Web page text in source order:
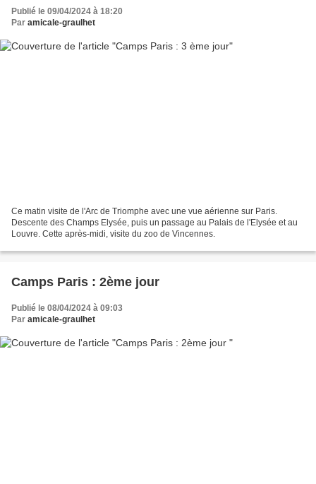
Publié le 09/04/2024 à 18:20
Par amicale-graulhet
Ce matin visite de l'Arc de Triomphe avec une vue aérienne sur Paris.
Descente des Champs Elysée, puis un passage au Palais de l'Elysée et au
Louvre. Cette après-midi, visite du zoo de Vincennes.
Camps Paris : 2ème jour
Publié le 08/04/2024 à 09:03
Par amicale-graulhet